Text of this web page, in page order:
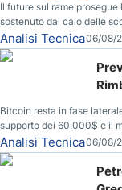
Il future sul rame
sostenuto dal calo delle
energetiche, e dai timori di
Analisi Tecnica06/08/
Bitcoin resta in fase
supporto dei 60.000$ e il
USA ed elezioni di medio
Analisi Tecnica06/08/